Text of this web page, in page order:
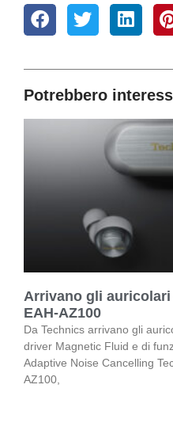
Potrebbero
Arrivano gli auricolari
EAH-AZ100
Da Technics arrivano gli
driver Magnetic Fluid e di
Adaptive Noise Cancelling
AZ100,